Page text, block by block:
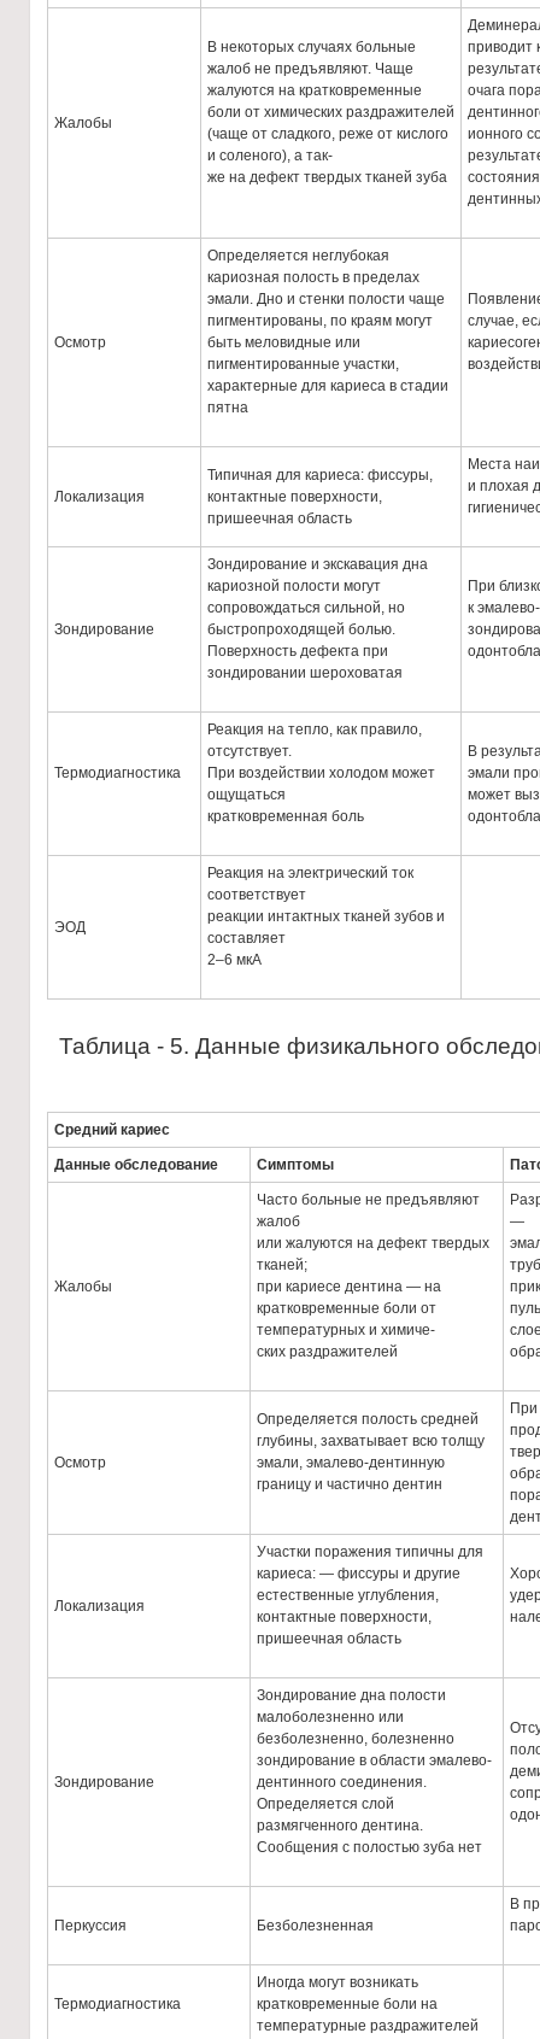
Жалобы
В некоторых случаях больные
жалоб не предъявляют. Чаще
жалуются на кратковременные
боли от химических раздражителей
(чаще от сладкого, реже от кислого
и соленого), а так-
же на дефект твердых тканей зуба
приводит
очага
ионного
Осмотр
Определяется неглубокая
кариозная полость в пределах
эмали. Дно и стенки полости чаще
пигментированы, по краям могут
быть меловидные или
пигментированные участки,
характерные для кариеса в стадии
пятна
случае,
Локализация
Типичная для кариеса: фиссуры,
контактные поверхности,
пришеечная область
Места
и плохая
Зондирование
Зондирование и экскавация дна
кариозной полости могут
сопровождаться сильной, но
быстропроходящей болью.
Поверхность дефекта при
зондировании шероховатая
При
к
Термодиагностика
Реакция на тепло, как правило,
отсутствует.
При воздействии холодом может
ощущаться
кратковременная боль
В
эмали
может
ЭОД
Реакция на электрический ток
соответствует
реакции интактных тканей зубов и
составляет
2–6 мкА
Таблица - 5. Данные физикального
Средний кариес
Данные обследование Симптомы
Жалобы
Часто больные не предъявляют
жалоб
или жалуются на дефект твердых
тканей;
при кариесе дентина — на
кратковременные боли от
температурных и химиче-
ских раздражителей
—
Осмотр
Определяется полость средней
глубины, захватывает всю толщу
эмали, эмалево-дентинную
границу и частично дентин
При
Локализация
Участки поражения типичны для
кариеса: — фиссуры и другие
естественные углубления,
контактные поверхности,
пришеечная область
Зондирование
Зондирование дна полости
малоболезненно или
безболезненно, болезненно
зондирование в области эмалево-
дентинного соединения.
Определяется слой
размягченного дентина.
Сообщения с полостью зуба нет
Перкуссия Безболезненная
В
Термодиагностика
Иногда могут возникать
кратковременные боли на
температурные раздражителей